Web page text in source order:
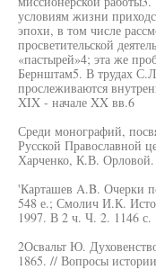
условиям жизни
эпохи, в том числе
просветительской
«пастырей»4; эта же
Бернштам5. В трудах
прослеживаются
XIX - начале XX вв.6
Среди монографий,
Русской Православной
Харченко, К.В. Орловой.
'Карташев A.B. Очерки
548 е.; Смолич И.К.
1997. В 2 ч. Ч. 2. 1146 с.
2Освальт Ю.
1865. // Вопросы